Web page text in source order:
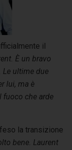
il
È un bravo
Le ultime due
lui, ma è
fuoco che arde
la transizione
bene. Laurent